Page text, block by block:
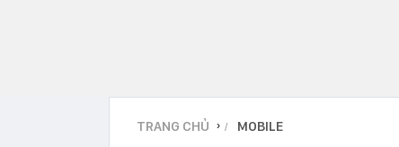
TRANG CHỦ › MOBILE